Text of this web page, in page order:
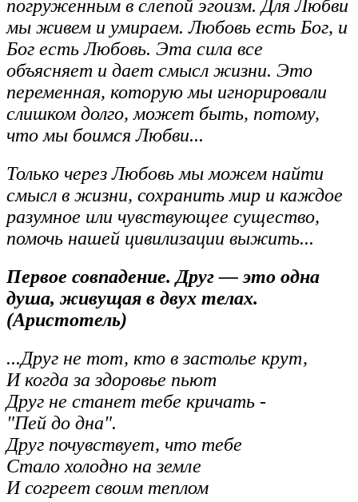
погруженным в слепой эгоизм. Для Любви
мы живем и умираем. Любовь есть Бог, и
Бог есть Любовь. Эта сила все
объясняет и дает смысл жизни. Это
переменная, которую мы игнорировали
слишком долго, может быть, потому,
что мы боимся Любви...
Только через Любовь мы можем найти
смысл в жизни, сохранить мир и каждое
разумное или чувствующее существо,
помочь нашей цивилизации выжить...
Первое совпадение. Друг — это одна
душа, живущая в двух телах.
(Аристотель)
...Друг не тот, кто в застолье крут,
И когда за здоровье пьют
Друг не станет тебе кричать -
"Пей до дна".
Друг почувствует, что тебе
Стало холодно на земле
И согреет своим теплом